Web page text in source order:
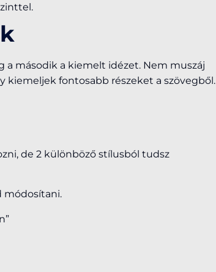
a második a kiemelt idézet. Nem muszáj
kiemeljek fontosabb részeket a szövegből.
de 2 különböző stílusból tudsz
módosítani.